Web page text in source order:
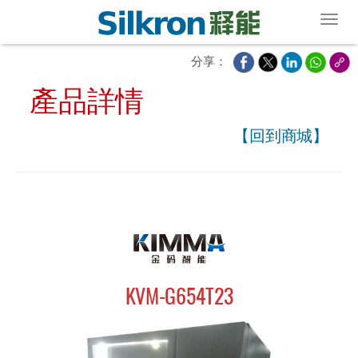
分享：
產品詳情
【回到商城】
KVM-G654T23